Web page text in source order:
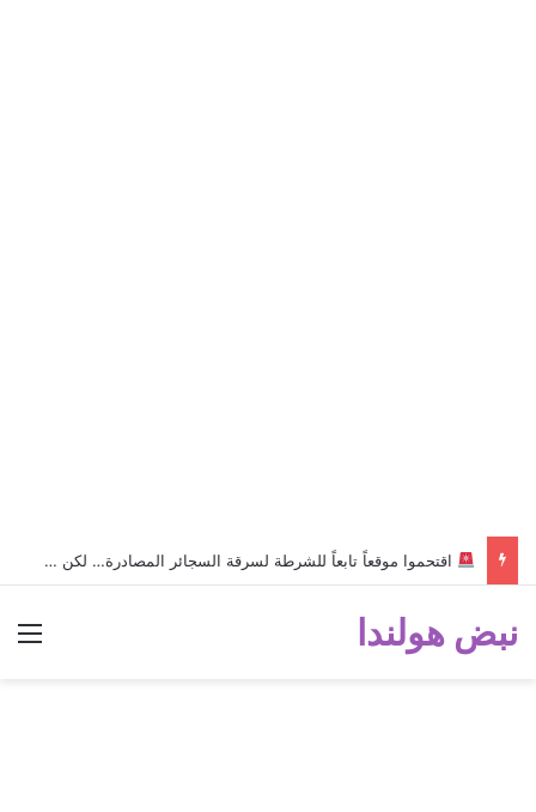
اقتحموا موقعاً تابعاً للشرطة لسرقة السجائر المصادرة… لكن خطأ صغير أثناء الهروب أسقط الخطة وكشفهم!
نبض هولندا